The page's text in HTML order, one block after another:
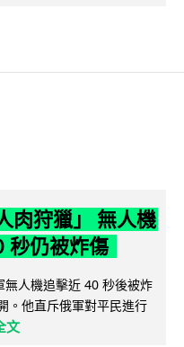
肉狩獵」 無人機
秒仍被炸傷
無人機追擊近 40 秒後被炸
。他直斥俄軍對平民進行
文